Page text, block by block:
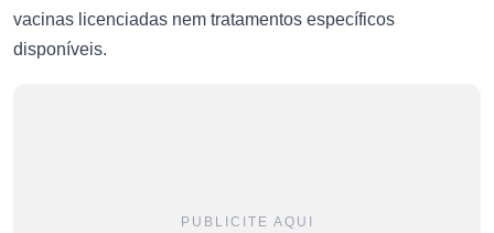
vacinas licenciadas nem tratamentos específicos
disponíveis.
PUBLICITE AQUI